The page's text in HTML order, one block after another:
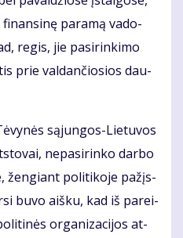
fi­nan­si­nę pa­ra­mą va­do­
re­gis, jie pa­si­rin­ki­mo
prie val­dan­čio­sios dau­
są­jun­gos-Lie­tu­vos
ne­pa­si­rin­ko dar­bo
žen­giant po­li­ti­ko­je pa­žįs­
bu­vo aiš­ku, kad iš pa­rei­
or­ga­ni­za­ci­jos at­